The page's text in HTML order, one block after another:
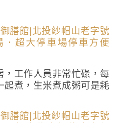
，工作人員非常忙碌，每
起煮，生米煮成粥可是耗